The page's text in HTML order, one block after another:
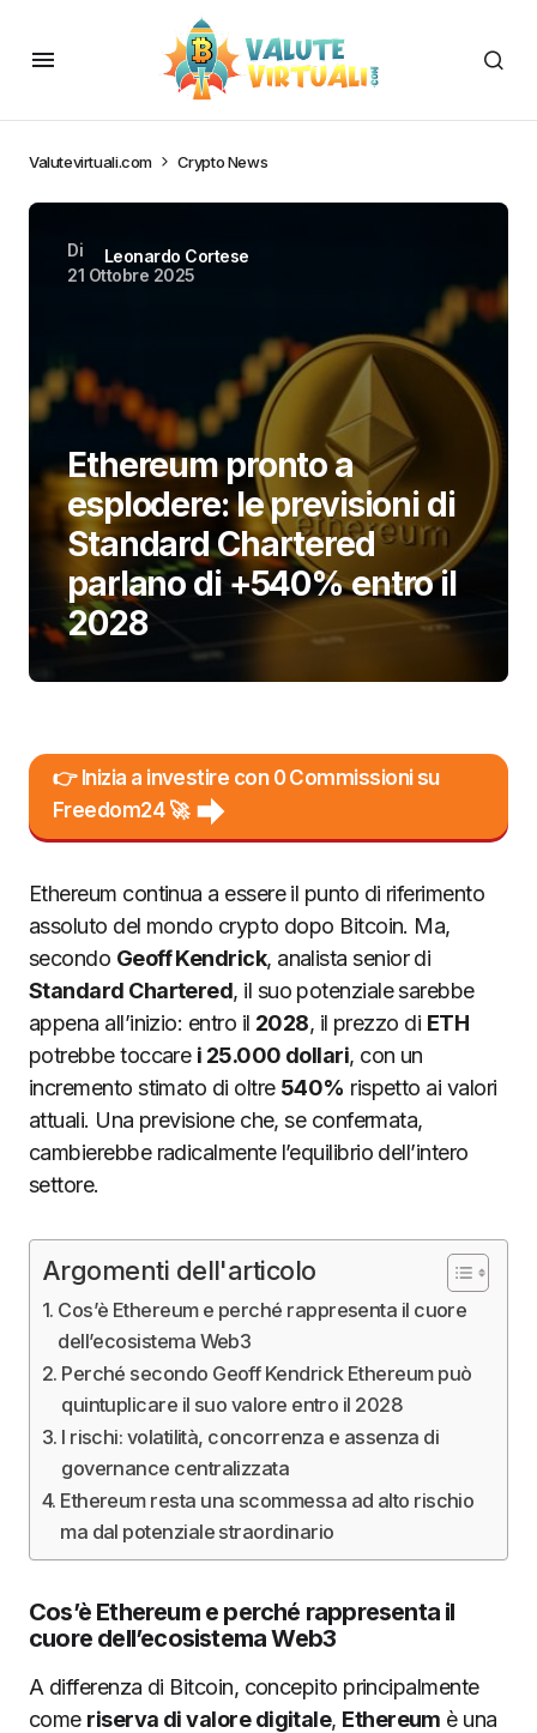
Valutevirtuali.com Crypto News
Di
Leonardo Cortese
21 Ottobre 2025
Ethereum pronto a
esplodere: le previsioni di
Standard Chartered
parlano di +540% entro il
2028
👉 Inizia a investire con 0 Commissioni su
Freedom24 🚀
Ethereum continua a essere il punto di riferimento
assoluto del mondo crypto dopo Bitcoin. Ma,
secondo Geoff Kendrick, analista senior di
Standard Chartered, il suo potenziale sarebbe
appena all’inizio: entro il 2028, il prezzo di ETH
potrebbe toccare i 25.000 dollari, con un
incremento stimato di oltre 540% rispetto ai valori
attuali. Una previsione che, se confermata,
cambierebbe radicalmente l’equilibrio dell’intero
settore.
Argomenti dell'articolo
Cos’è Ethereum e perché rappresenta il cuore
dell’ecosistema Web3
Perché secondo Geoff Kendrick Ethereum può
quintuplicare il suo valore entro il 2028
I rischi: volatilità, concorrenza e assenza di
governance centralizzata
Ethereum resta una scommessa ad alto rischio
ma dal potenziale straordinario
Cos’è Ethereum e perché rappresenta il
cuore dell’ecosistema Web3
A differenza di Bitcoin, concepito principalmente
come riserva di valore digitale, Ethereum è una